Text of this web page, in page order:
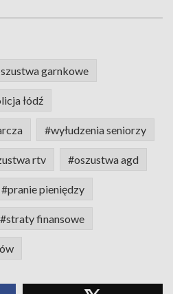
garnkowe
łódź
#wyłudzenia seniorzy
rtv #oszustwa agd
#pranie pieniędzy
#straty finansowe